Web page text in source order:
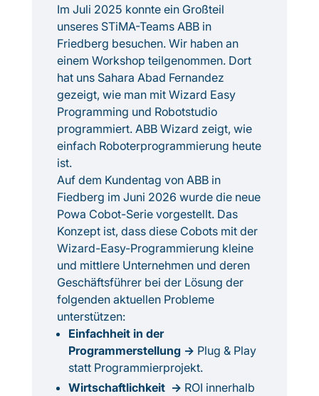
Im Juli 2025 konnte ein Großteil
unseres STiMA-Teams ABB in
Friedberg besuchen. Wir haben an
einem Workshop teilgenommen. Dort
hat uns Sahara Abad Fernandez
gezeigt, wie man mit Wizard Easy
Programming und Robotstudio
programmiert. ABB Wizard zeigt, wie
einfach Roboterprogrammierung heute
ist.
Auf dem Kundentag von ABB in
Fiedberg im Juni 2026 wurde die neue
Powa Cobot-Serie vorgestellt. Das
Konzept ist, dass diese Cobots mit der
Wizard-Easy-Programmierung kleine
und mittlere Unternehmen und deren
Geschäftsführer bei der Lösung der
folgenden aktuellen Probleme
unterstützen:
Einfachheit in der
Programmerstellung → Plug & Play
statt Programmierprojekt.
Wirtschaftlichkeit → ROI innerhalb